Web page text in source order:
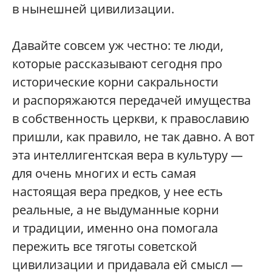
в нынешней цивилизации.
Давайте совсем уж честно: те люди,
которые рассказывают сегодня про
исторические корни сакральности
и распоряжаются передачей имущества
в собственность церкви, к православию
пришли, как правило, не так давно. А вот
эта интеллигентская вера в культуру —
для очень многих и есть самая
настоящая вера предков, у нее есть
реальные, а не выдуманные корни
и традиции, именно она помогала
пережить все тяготы советской
цивилизации и придавала ей смысл —